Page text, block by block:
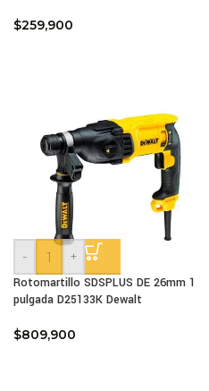
$259,900
-
+
Rotomartillo SDSPLUS DE 26mm 1
pulgada D25133K Dewalt
$809,900